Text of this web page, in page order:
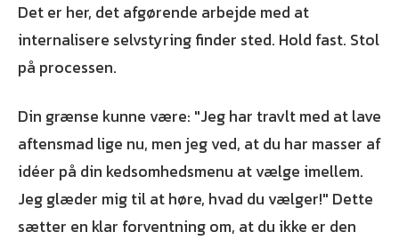
Det er her, det afgørende arbejde med at
internalisere selvstyring finder sted. Hold fast. Stol
på processen.
Din grænse kunne være: "Jeg har travlt med at lave
aftensmad lige nu, men jeg ved, at du har masser af
idéer på din kedsomhedsmenu at vælge imellem.
Jeg glæder mig til at høre, hvad du vælger!" Dette
sætter en klar forventning om, at du ikke er den